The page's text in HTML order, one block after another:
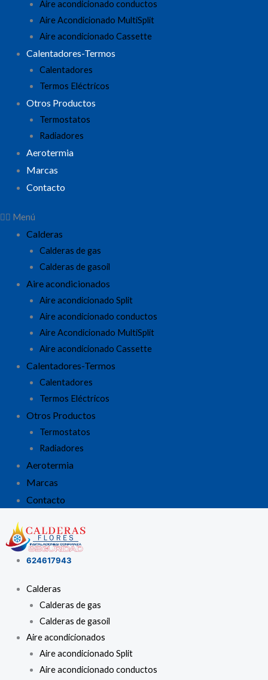
Aire acondicionado conductos
Aire Acondicionado MultiSplit
Aire acondicionado Cassette
Calentadores-Termos
Calentadores
Termos Eléctricos
Otros Productos
Termostatos
Radiadores
Aerotermia
Marcas
Contacto
Menú
Calderas
Calderas de gas
Calderas de gasoil
Aire acondicionados
Aire acondicionado Split
Aire acondicionado conductos
Aire Acondicionado MultiSplit
Aire acondicionado Cassette
Calentadores-Termos
Calentadores
Termos Eléctricos
Otros Productos
Termostatos
Radiadores
Aerotermia
Marcas
Contacto
624617943
Calderas
Calderas de gas
Calderas de gasoil
Aire acondicionados
Aire acondicionado Split
Aire acondicionado conductos